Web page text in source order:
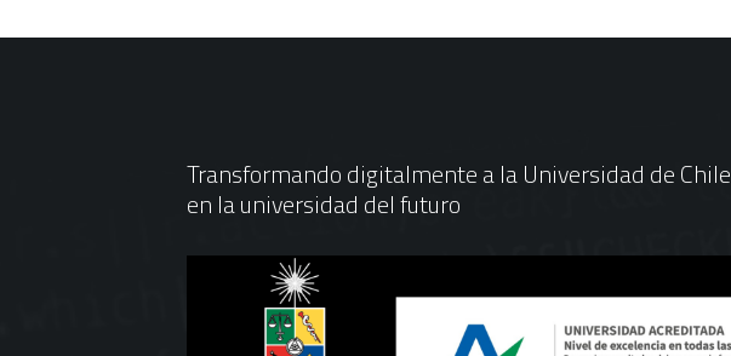
Transformando digitalmente a la Universidad de Chile
en la universidad del futuro